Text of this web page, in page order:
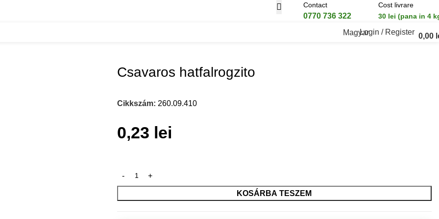
Contact
0770 736 322
Cost livrare
30 lei (pana in 4
MagyarLogin / Register 0,00
Csavaros hatfalrogzito
Cikkszám: 260.09.410
0,23 lei
KOSÁRBA TESZEM